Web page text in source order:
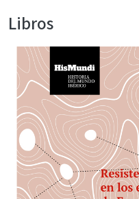
Libros